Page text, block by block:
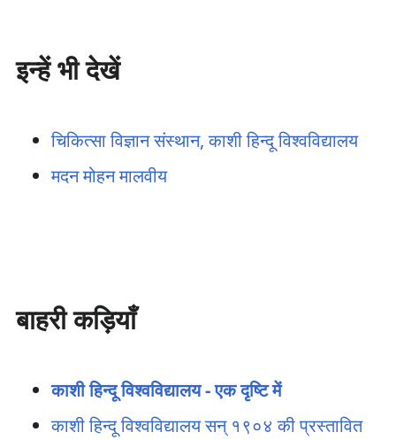
इन्हें भी देखें
चिकित्सा विज्ञान संस्थान, काशी हिन्दू विश्‍वविद्यालय
मदन मोहन मालवीय
बाहरी कड़ियाँ
काशी हिन्दू विश्‍वविद्यालय - एक दृष्टि में
काशी हिन्दू विश्वविद्यालय सन् १९०४ की प्रस्तावित